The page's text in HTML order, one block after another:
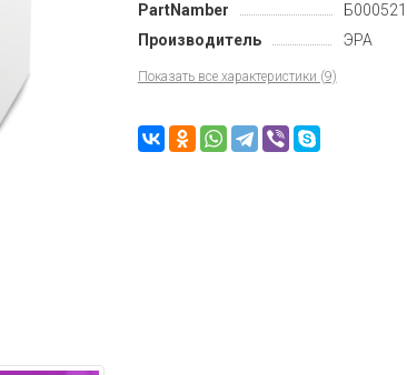
PartNamber
Производитель
ЭРА
Показать все характеристики (9)